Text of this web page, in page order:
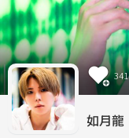
341
如月龍